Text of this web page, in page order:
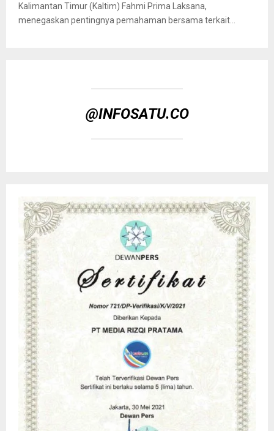
Kalimantan Timur (Kaltim) Fahmi Prima Laksana,
menegaskan pentingnya pemahaman bersama terkait...
@INFOSATU.CO